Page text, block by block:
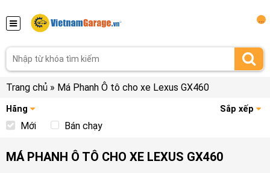
Trang chủ » Má Phanh Ô tô cho xe Lexus GX460
Hãng Sắp xếp
Mới Bán chạy
MÁ PHANH Ô TÔ CHO XE LEXUS GX460